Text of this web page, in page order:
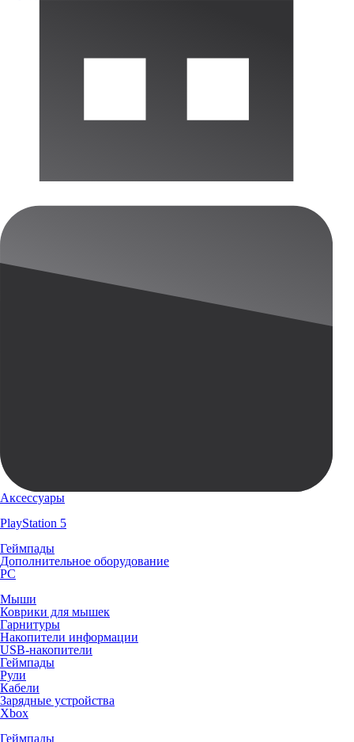
Аксессуары
PlayStation 5
Геймпады
Дополнительное оборудование
PC
Мыши
Коврики для мышек
Гарнитуры
Накопители информации
USB-накопители
Геймпады
Рули
Кабели
Зарядные устройства
Xbox
Геймпады